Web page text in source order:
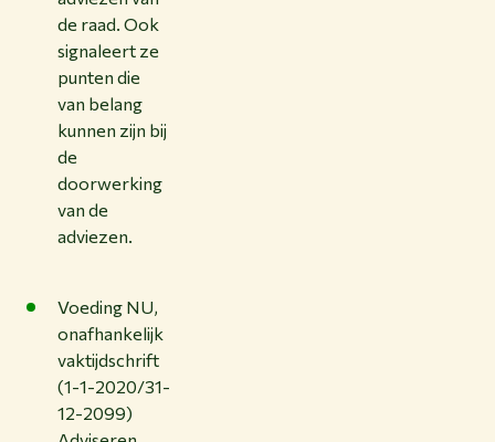
de raad. Ook
signaleert ze
punten die
van belang
kunnen zijn bij
de
doorwerking
van de
adviezen.
Voeding NU,
onafhankelijk
vaktijdschrift
(1-1-2020/31-
12-2099)